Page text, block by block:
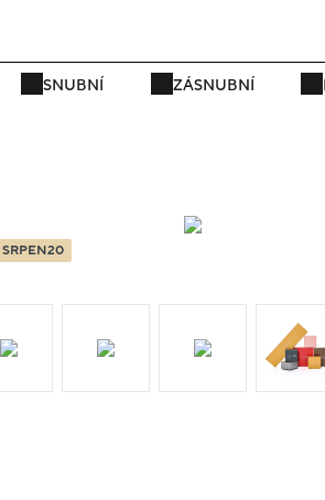
SNUBNÍ ZÁSNUBNÍ
SRPEN20